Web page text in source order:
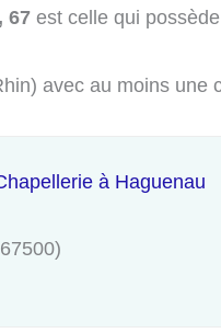
67 est celle qui
avec au moins
à Haguenau